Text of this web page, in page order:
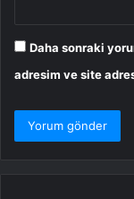
Daha sonraki
adresim ve site